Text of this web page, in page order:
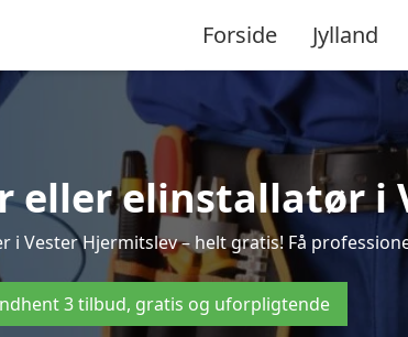
Forside Jylland
eller elinstallatør i
Vester Hjermitslev – helt gratis! Få
3 tilbud, gratis og uforpligtende